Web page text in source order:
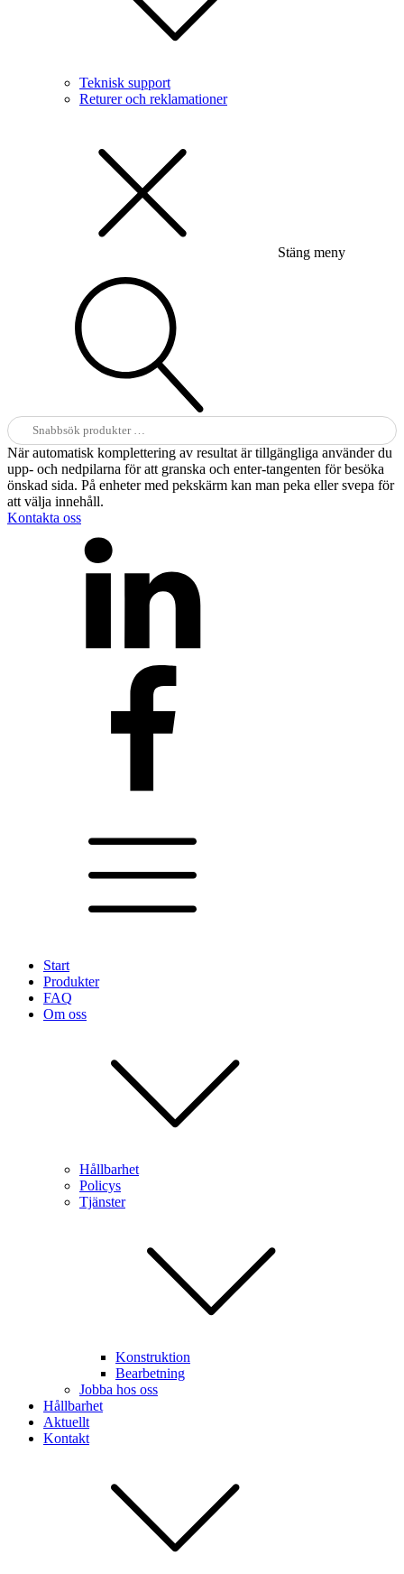
Teknisk support
Returer och reklamationer
Stäng meny
Sök
efter:
När automatisk komplettering av resultat är tillgängliga använder du
upp- och nedpilarna för att granska och enter-tangenten för besöka
önskad sida. På enheter med pekskärm kan man peka eller svepa för
att välja innehåll.
Kontakta oss
Start
Produkter
FAQ
Om oss
Hållbarhet
Policys
Tjänster
Konstruktion
Bearbetning
Jobba hos oss
Hållbarhet
Aktuellt
Kontakt